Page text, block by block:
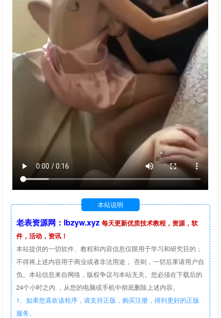
本站说明
老表资源网：lbzyw.xyz 每天更新优质技术教程，资源，软
件，活动，资讯！
本站提供的一切软件、教程和内容信息仅限用于学习和研究目的；
不得将上述内容用于商业或者非法用途， 否则，一切后果请用户自
负。本站信息来自网络，版权争议与本站无关。您必须在下载后的
24个小时之内 ，从您的电脑或手机中彻底删除上述内容。
1、如果您喜欢该程序，请支持正版，购买注册，得到更好的正版
服务。